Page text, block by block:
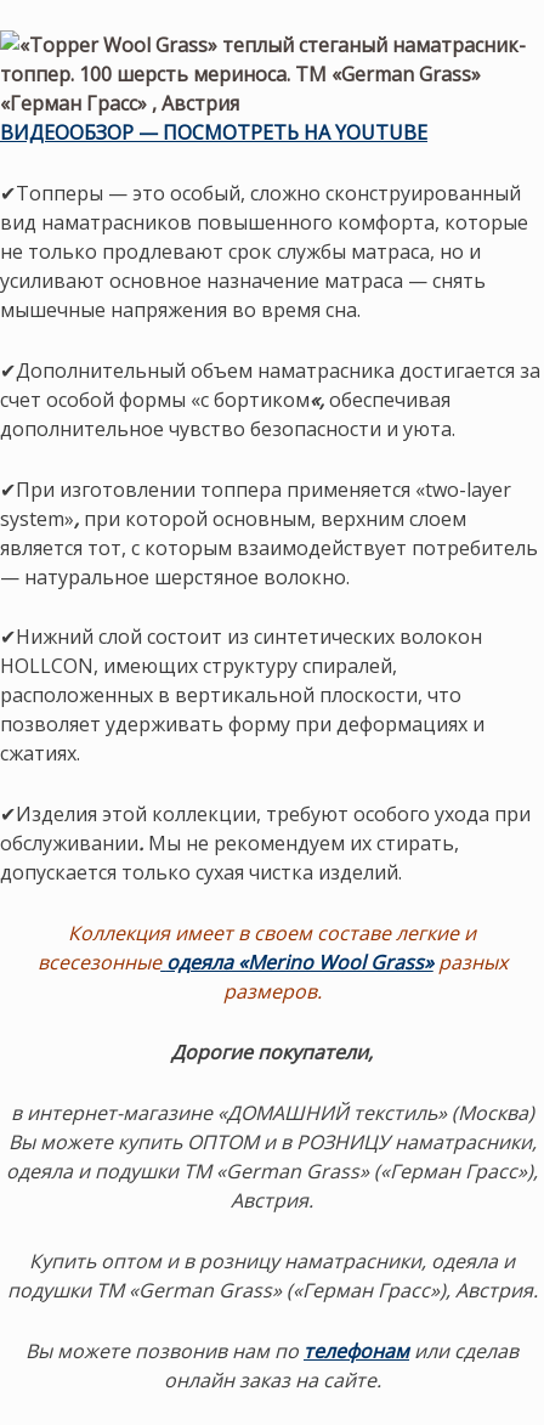
ВИДЕООБЗОР — ПОСМОТРЕТЬ НА YOUTUBE
✔Топперы — это особый, сложно сконструированный
вид наматрасников повышенного комфорта, которые
не только продлевают срок службы матраса, но и
усиливают основное назначение матраса — снять
мышечные напряжения во время сна.
✔Дополнительный объем наматрасника достигается за
счет особой формы «с бортиком«,обеспечивая
дополнительное чувство безопасности и уюта.
✔При изготовлении топпера применяется «two-layer
system», при которой основным, верхним слоем
является тот, с которым взаимодействует потребитель
— натуральное шерстяное волокно.
✔Нижний слой состоит из синтетических волокон
HOLLCON, имеющих структуру спиралей,
расположенных в вертикальной плоскости, что
позволяет удерживать форму при деформациях и
сжатиях.
✔Изделия этой коллекции, требуют особого ухода при
обслуживании. Мы не рекомендуем их стирать,
допускается только сухая чистка изделий.
Коллекция имеет в своем составе легкие и
всесезонные одеяла «Merino Wool Grass» разных
размеров.
Дорогие покупатели,
в интернет-магазине «ДОМАШНИЙ текстиль» (Москва)
Вы можете купить ОПТОМ и в РОЗНИЦУ наматрасники,
одеяла и подушки ТМ «German Grass» («Герман Грасс»),
Австрия.
Купить оптом и в розницу наматрасники, одеяла и
подушки ТМ «German Grass» («Герман Грасс»), Австрия.
Вы можете позвонив нам по телефонамили сделав
онлайн заказ на сайте.